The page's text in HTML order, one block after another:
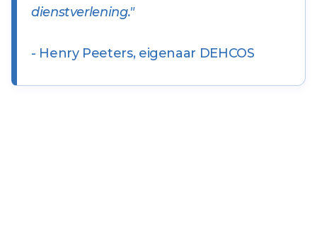
dienstverlening."
- Henry Peeters, eigenaar DEHCOS